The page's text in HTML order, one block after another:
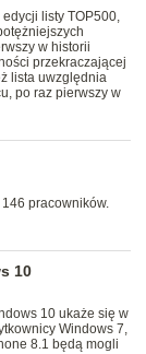
listy TOP500,
w historii
przekraczającej
lista uwzględnia
po raz pierwszy w
146 pracowników.
10
10 ukaże się w
Windows 7,
8.1 będą mogli